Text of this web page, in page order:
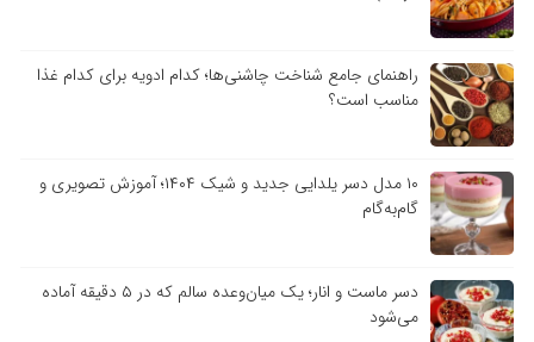
راهنمای جامع شناخت چاشنی‌ها؛ کدام ادویه برای کدام غذا
مناسب است؟
۱۰ مدل دسر یلدایی جدید و شیک ۱۴۰۴؛ آموزش تصویری و
گام‌به‌گام
دسر ماست و انار؛ یک میان‌وعده سالم که در ۵ دقیقه آماده
می‌شود